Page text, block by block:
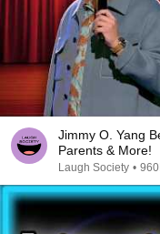
Jimmy O. Yang
Parents & More!
Laugh Society •